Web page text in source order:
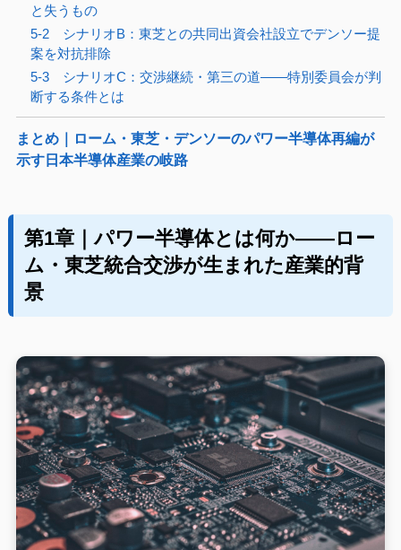
と失うもの
5-2 シナリオB：東芝との共同出資会社設立でデンソー提
案を対抗排除
5-3 シナリオC：交渉継続・第三の道——特別委員会が判
断する条件とは
まとめ｜ローム・東芝・デンソーのパワー半導体再編が
示す日本半導体産業の岐路
第1章｜パワー半導体とは何か——ロー
ム・東芝統合交渉が生まれた産業的背
景